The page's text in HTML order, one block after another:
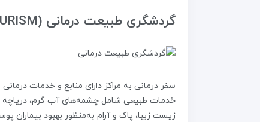
گردشگری طبیعت درمانی (CURATIVE TOURISM)
سفر درمانی به مراکز دارای منابع و خدمات
خدمات طبیعی شامل چشمه‌های آب گرم، دریاچه
زیست زیبا، پاک و آرام به‌منظور بهبود بیماران